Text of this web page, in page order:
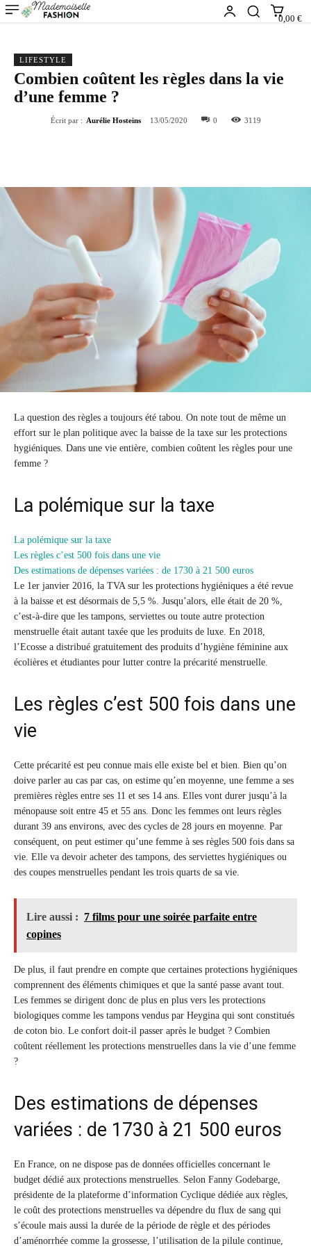
0,00 €
LIFESTYLE
Combien coûtent les règles dans la vie
d’une femme ?
Écrit par : Aurélie Hosteins 13/05/2020 0 3119
La question des règles a toujours été tabou. On note tout de même un
effort sur le plan politique avec la baisse de la taxe sur les protections
hygiéniques. Dans une vie entière, combien coûtent les règles pour une
femme ?
La polémique sur la taxe
La polémique sur la taxe
Les règles c’est 500 fois dans une vie
Des estimations de dépenses variées : de 1730 à 21 500 euros
Le 1er janvier 2016, la TVA sur les protections hygiéniques a été revue
à la baisse et est désormais de 5,5 %. Jusqu’alors, elle était de 20 %,
c’est-à-dire que les tampons, serviettes ou toute autre protection
menstruelle était autant taxée que les produits de luxe. En 2018,
l’Ecosse a distribué gratuitement des produits d’hygiène féminine aux
écolières et étudiantes pour lutter contre la précarité menstruelle.
Les règles c’est 500 fois dans une
vie
Cette précarité est peu connue mais elle existe bel et bien. Bien qu’on
doive parler au cas par cas, on estime qu’en moyenne, une femme a ses
premières règles entre ses 11 et ses 14 ans. Elles vont durer jusqu’à la
ménopause soit entre 45 et 55 ans. Donc les femmes ont leurs règles
durant 39 ans environs, avec des cycles de 28 jours en moyenne. Par
conséquent, on peut estimer qu’une femme à ses règles 500 fois dans sa
vie. Elle va devoir acheter des tampons, des serviettes hygiéniques ou
des coupes menstruelles pendant les trois quarts de sa vie.
Lire aussi : 7 films pour une soirée parfaite entre
copines
De plus, il faut prendre en compte que certaines protections hygiéniques
comprennent des éléments chimiques et que la santé passe avant tout.
Les femmes se dirigent donc de plus en plus vers les protections
biologiques comme les tampons vendus par Heygina qui sont constitués
de coton bio. Le confort doit-il passer après le budget ? Combien
coûtent réellement les protections menstruelles dans la vie d’une femme
?
Des estimations de dépenses
variées : de 1730 à 21 500 euros
En France, on ne dispose pas de données officielles concernant le
budget dédié aux protections menstruelles. Selon Fanny Godebarge,
présidente de la plateforme d’information Cyclique dédiée aux règles,
le coût des protections menstruelles va dépendre du flux de sang qui
s’écoule mais aussi la durée de la période de règle et des périodes
d’aménorrhée comme la grossesse, l’utilisation de la pilule continue,